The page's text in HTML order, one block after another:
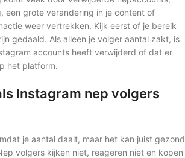
een grote verandering in je content of
weer vertrekken. Kijk eerst of je bereik
gedaald. Als alleen je volger aantal zakt, is
accounts heeft verwijderd of dat er
het platform.
Instagram nep volgers
je aantal daalt, maar het kan juist gezond
volgers kijken niet, reageren niet en kopen